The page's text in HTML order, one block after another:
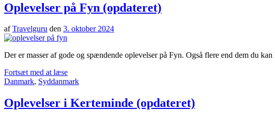
Oplevelser på Fyn (opdateret)
afTravelguru den 3. oktober 2024
Der er masser af gode og spændende oplevelser på Fyn. Også flere end dem du
Fortsæt med at læse
Danmark, Syddanmark
Oplevelser i Kerteminde (opdateret)